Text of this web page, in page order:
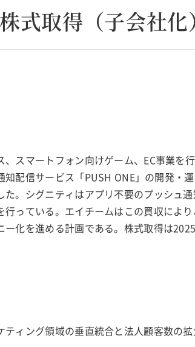
式取得（子会社
、スマートフォン向けゲーム、EC事業を
知配信サービス「PUSH ONE」の開発・
た。シグニティはアプリ不要のプッシュ
行っている。エイチームはこの買収によ
ー化を進める計画である。株式取得は
ティング領域の垂直統合と法人顧客数の拡